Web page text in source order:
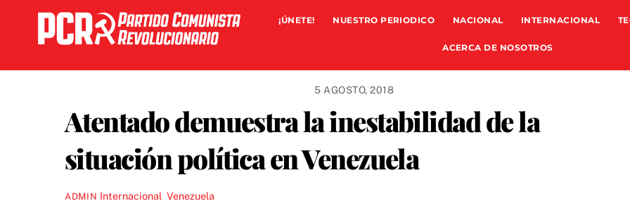
content
¡ÚNETE! NUESTRO PERIODICO NACIONAL INTERNACIONAL
ACERCA DE NOSOTROS
5 AGOSTO, 2018
Atentado demuestra la inestabilidad de la
situación política en Venezuela
ADMIN Internacional ,Venezuela